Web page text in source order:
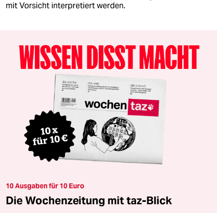
mit Vorsicht interpretiert werden.
10 Ausgaben für 10 Euro
Die Wochenzeitung mit taz-Blick